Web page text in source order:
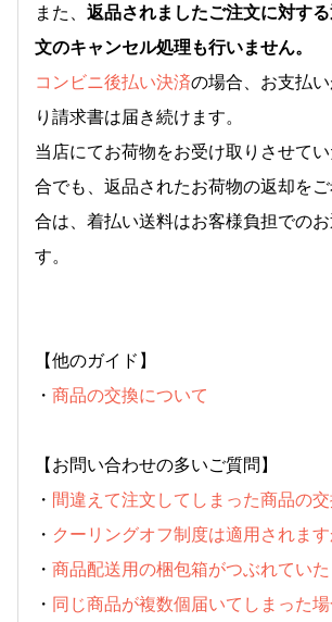
また、 返品されましたご注文に対す
文のキャンセル処理も行いません。
コンビニ後払い決済の場合、お支払
り請求書は届き続けます。
当店にてお荷物をお受け取りさせて
合でも、返品されたお荷物の返却を
合は、着払い送料はお客様負担でのお
す。
【他のガイド】
・ 商品の交換について
【お問い合わせの多いご質問】
・ 間違えて注文してしまった商品の
・ クーリングオフ制度は適用されます
・ 商品配送用の梱包箱がつぶれていた
・ 同じ商品が複数個届いてしまった